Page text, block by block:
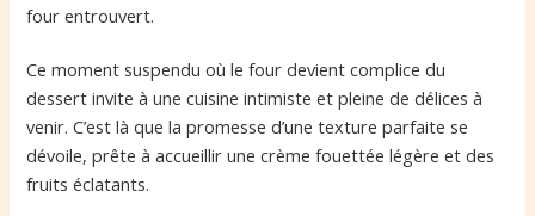
four entrouvert.
Ce moment suspendu où le four devient complice du
dessert invite à une cuisine intimiste et pleine de délices à
venir. C’est là que la promesse d’une texture parfaite se
dévoile, prête à accueillir une crème fouettée légère et des
fruits éclatants.